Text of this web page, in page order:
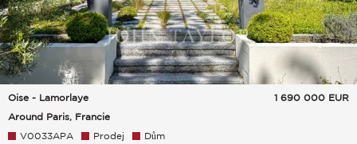
Oise - Lamorlaye
Around Paris, Francie
1 690 000 EUR
V0033APA Prodej Dům